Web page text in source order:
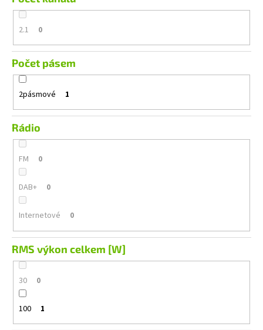
2.1 0
Počet pásem
2pásmové 1
Rádio
FM 0
DAB+ 0
Internetové 0
RMS výkon celkem [W]
30 0
100 1